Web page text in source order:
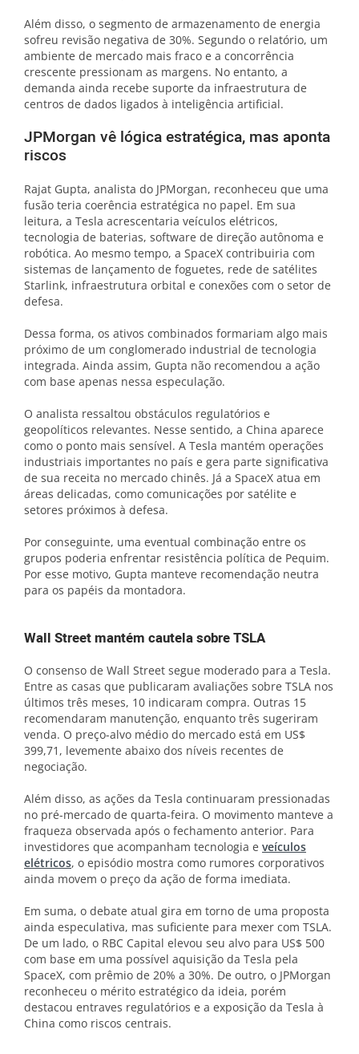
Além disso, o segmento de armazenamento de energia
sofreu revisão negativa de 30%. Segundo o relatório, um
ambiente de mercado mais fraco e a concorrência
crescente pressionam as margens. No entanto, a
demanda ainda recebe suporte da infraestrutura de
centros de dados ligados à inteligência artificial.
JPMorgan vê lógica estratégica, mas aponta
riscos
Rajat Gupta, analista do JPMorgan, reconheceu que uma
fusão teria coerência estratégica no papel. Em sua
leitura, a Tesla acrescentaria veículos elétricos,
tecnologia de baterias, software de direção autônoma e
robótica. Ao mesmo tempo, a SpaceX contribuiria com
sistemas de lançamento de foguetes, rede de satélites
Starlink, infraestrutura orbital e conexões com o setor de
defesa.
Dessa forma, os ativos combinados formariam algo mais
próximo de um conglomerado industrial de tecnologia
integrada. Ainda assim, Gupta não recomendou a ação
com base apenas nessa especulação.
O analista ressaltou obstáculos regulatórios e
geopolíticos relevantes. Nesse sentido, a China aparece
como o ponto mais sensível. A Tesla mantém operações
industriais importantes no país e gera parte significativa
de sua receita no mercado chinês. Já a SpaceX atua em
áreas delicadas, como comunicações por satélite e
setores próximos à defesa.
Por conseguinte, uma eventual combinação entre os
grupos poderia enfrentar resistência política de Pequim.
Por esse motivo, Gupta manteve recomendação neutra
para os papéis da montadora.
Wall Street mantém cautela sobre TSLA
O consenso de Wall Street segue moderado para a Tesla.
Entre as casas que publicaram avaliações sobre TSLA nos
últimos três meses, 10 indicaram compra. Outras 15
recomendaram manutenção, enquanto três sugeriram
venda. O preço-alvo médio do mercado está em US$
399,71, levemente abaixo dos níveis recentes de
negociação.
Além disso, as ações da Tesla continuaram pressionadas
no pré-mercado de quarta-feira. O movimento manteve a
fraqueza observada após o fechamento anterior. Para
investidores que acompanham tecnologia e veículos
elétricos, o episódio mostra como rumores corporativos
ainda movem o preço da ação de forma imediata.
Em suma, o debate atual gira em torno de uma proposta
ainda especulativa, mas suficiente para mexer com TSLA.
De um lado, o RBC Capital elevou seu alvo para US$ 500
com base em uma possível aquisição da Tesla pela
SpaceX, com prêmio de 20% a 30%. De outro, o JPMorgan
reconheceu o mérito estratégico da ideia, porém
destacou entraves regulatórios e a exposição da Tesla à
China como riscos centrais.